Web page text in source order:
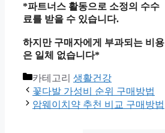
*파트너스 활동으로 소정의 수수
료를 받을 수 있습니다.
하지만 구매자에게 부과되는 비용
은 일체 없습니다*
카테고리 생활건강
꽃다발 가성비 순위 구매방법
암웨이치약 추천 비교 구매방법